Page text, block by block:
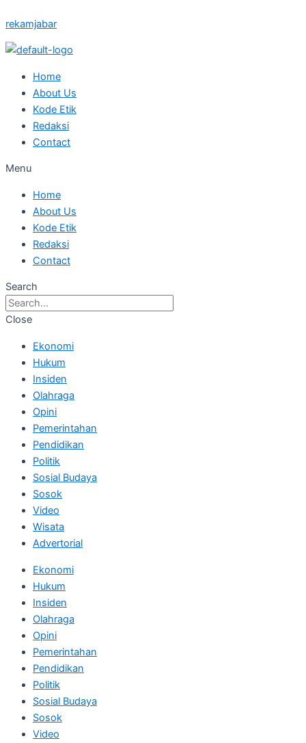
to
content
rekamjabar
Home
About Us
Kode Etik
Redaksi
Contact
Menu
Home
About Us
Kode Etik
Redaksi
Contact
Search
Close
Ekonomi
Hukum
Insiden
Olahraga
Opini
Pemerintahan
Pendidikan
Politik
Sosial Budaya
Sosok
Video
Wisata
Advertorial
Ekonomi
Hukum
Insiden
Olahraga
Opini
Pemerintahan
Pendidikan
Politik
Sosial Budaya
Sosok
Video